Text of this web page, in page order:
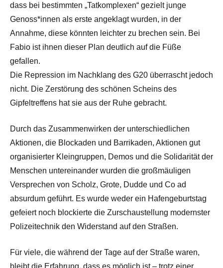
dass bei bestimmten „Tatkomplexen“ gezielt junge
Genoss*innen als erste angeklagt wurden, in der
Annahme, diese könnten leichter zu brechen sein. Bei
Fabio ist ihnen dieser Plan deutlich auf die Füße
gefallen.
Die Repression im Nachklang des G20 überrascht jedoch
nicht. Die Zerstörung des schönen Scheins des
Gipfeltreffens hat sie aus der Ruhe gebracht.
Durch das Zusammenwirken der unterschiedlichen
Aktionen, die Blockaden und Barrikaden, Aktionen gut
organisierter Kleingruppen, Demos und die Solidarität der
Menschen untereinander wurden die großmäuligen
Versprechen von Scholz, Grote, Dudde und Co ad
absurdum geführt. Es wurde weder ein Hafengeburtstag
gefeiert noch blockierte die Zurschaustellung modernster
Polizeitechnik den Widerstand auf den Straßen.
Für viele, die während der Tage auf der Straße waren,
bleibt die Erfahrung, dass es möglich ist – trotz einer